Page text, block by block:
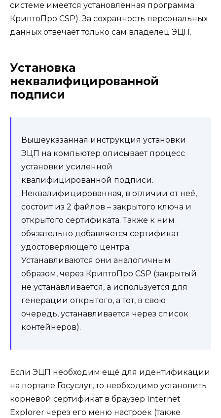
системе имеется установленная программа
КриптоПро CSP). За сохранность персональных
данных отвечает только сам владелец ЭЦП.
Установка
неквалифицированной
подписи
Вышеуказанная инструкция установки
ЭЦП на компьютер описывает процесс
установки усиленной
квалифицированной подписи.
Неквалифицированная, в отличии от неё,
состоит из 2 файлов – закрытого ключа и
открытого сертификата. Также к ним
обязательно добавляется сертификат
удостоверяющего центра.
Устанавливаются они аналогичным
образом, через КриптоПро CSP (закрытый
не устанавливается, а используется для
генерации открытого, а тот, в свою
очередь, устанавливается через список
контейнеров).
Если ЭЦП необходим ещё для идентификации
на портале Госуслуг, то необходимо установить
корневой сертификат в браузер Internet
Explorer через его меню настроек (также